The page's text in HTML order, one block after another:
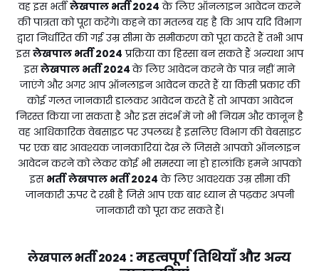
वह इस भर्तीलेखपाल भर्ती 2024 के लिए ऑनलाइन आवेदन करने
की पात्रता को पूरा करेंगे। कहने का मतलब यह है कि आप यदि विभाग
द्वारा निर्धारित की गई उम्र सीमा के समीकरण को पूरा करते हैं तभी आप
इसलेखपाल भर्ती 2024 प्रक्रिया का हिस्सा बन सकते हैं अन्यथा आप
इसलेखपाल भर्ती 2024के लिए आवेदन करने के पात्र नहीं माने
जाएंगे और अगर आप ऑनलाइन आवेदन करते हैं या किसी प्रकार की
कोई गलत जानकारी डालकर आवेदन करते हैं तो आपका आवेदन
निरस्त किया जा सकता है और इस संदर्भ में जो भी नियम और कानून है
वह आधिकारिक वेबसाइट पर उपलब्ध है इसलिए विभाग की वेबसाइट
पर एक बार आवश्यक जानकारियां देख लें जिससे आपको ऑनलाइन
आवेदन करने को लेकर कोई भी समस्या ना हो हालांकि हमने आपको
इस भर्ती लेखपाल भर्ती 2024 के लिए आवश्यक उम्र सीमा की
जानकारी ऊपर दे रखी है जिसे आप एक बार ध्यान से पढ़कर अपनी
जानकारी को पूरा कर सकते हैं।
लेखपाल भर्ती 2024 :महत्वपूर्ण तिथियाँ और अन्य